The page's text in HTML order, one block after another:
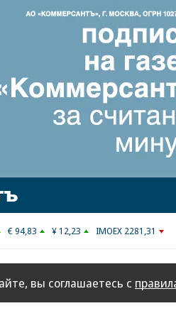
€ 94,83 ¥ 12,23 IMOEX 2281,31
вы соглашаетесь с